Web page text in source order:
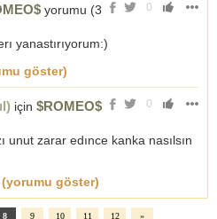
0
yorumu (3
yanastırıyorum:)
göster)
0
için $ROMEO$
unut zarar edınce kanka nasılsın
(yorumu göster)
8 9 10 11 12 »